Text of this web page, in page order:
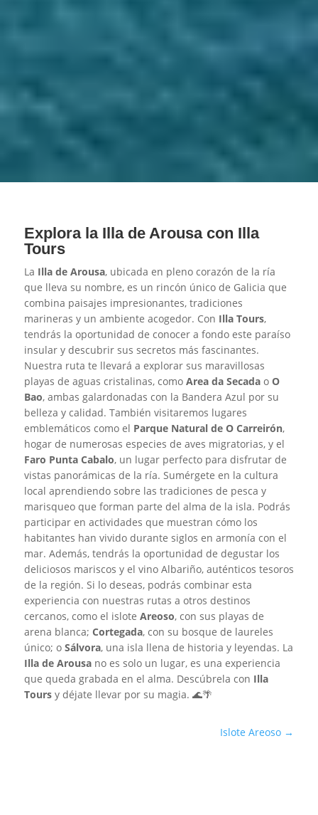
Explora la Illa de Arousa con Illa
Tours
La Illa de Arousa, ubicada en pleno corazón de la ría
que lleva su nombre, es un rincón único de Galicia que
combina paisajes impresionantes, tradiciones
marineras y un ambiente acogedor. Con Illa Tours,
tendrás la oportunidad de conocer a fondo este paraíso
insular y descubrir sus secretos más fascinantes.
Nuestra ruta te llevará a explorar sus maravillosas
playas de aguas cristalinas, como Area da Secadao O
Bao, ambas galardonadas con la Bandera Azul por su
belleza y calidad. También visitaremos lugares
emblemáticos como el Parque Natural de O Carreirón,
hogar de numerosas especies de aves migratorias, y el
Faro Punta Cabalo, un lugar perfecto para disfrutar de
vistas panorámicas de la ría. Sumérgete en la cultura
local aprendiendo sobre las tradiciones de pesca y
marisqueo que forman parte del alma de la isla. Podrás
participar en actividades que muestran cómo los
habitantes han vivido durante siglos en armonía con el
mar. Además, tendrás la oportunidad de degustar los
deliciosos mariscos y el vino Albariño, auténticos tesoros
de la región. Si lo deseas, podrás combinar esta
experiencia con nuestras rutas a otros destinos
cercanos, como el islote Areoso, con sus playas de
arena blanca; Cortegada, con su bosque de laureles
único; o Sálvora, una isla llena de historia y leyendas. La
Illa de Arousano es solo un lugar, es una experiencia
que queda grabada en el alma. Descúbrela con Illa
Toursy déjate llevar por su magia. 🌊🌴
Islote Areoso →